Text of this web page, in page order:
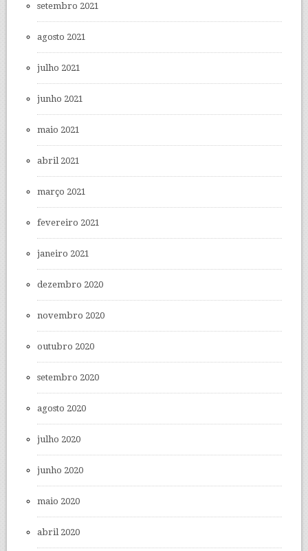
setembro 2021
agosto 2021
julho 2021
junho 2021
maio 2021
abril 2021
março 2021
fevereiro 2021
janeiro 2021
dezembro 2020
novembro 2020
outubro 2020
setembro 2020
agosto 2020
julho 2020
junho 2020
maio 2020
abril 2020